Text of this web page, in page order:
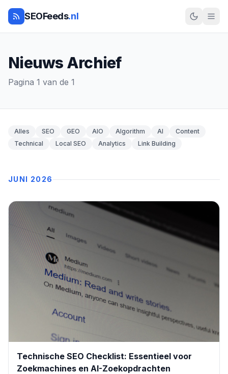
SEOFeeds.nl
Nieuws Archief
Pagina 1 van de 1
Alles SEO GEO AIO Algorithm AI
Content
Technical
Local SEO Analytics Link Building
JUNI 2026
Technische SEO Checklist: Essentieel voor
Zoekmachines en AI-Zoekopdrachten